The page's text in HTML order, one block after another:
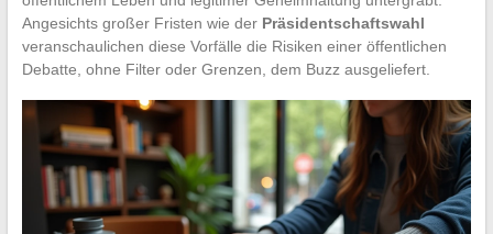
Angesichts großer Fristen wie der Präsidentschaftswahl
veranschaulichen diese Vorfälle die Risiken einer öffentlichen
Debatte, ohne Filter oder Grenzen, dem Buzz ausgeliefert.